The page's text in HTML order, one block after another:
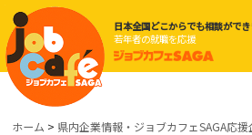
日本全国どこからでも相談がで
若年者の就職を応援
ホーム > 県内企業情報・ジョブカフェSAGA応援